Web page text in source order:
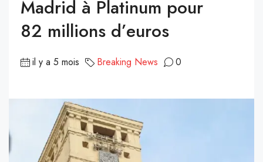
Madrid à Platinum pour
82 millions d’euros
il y a 5 mois Breaking News 0